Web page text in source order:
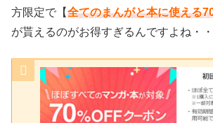
方限定で【全てのまんがと本に使える
が貰えるのがお得すぎるんですよね・・